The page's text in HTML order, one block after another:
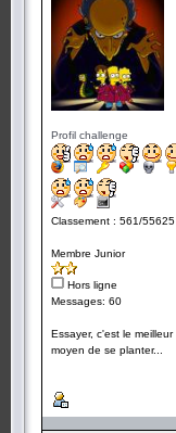
Profil challenge
Classement : 561/55625
Membre Junior
Hors ligne
Messages: 60
Essayer, c'est le meilleur
moyen de se planter...